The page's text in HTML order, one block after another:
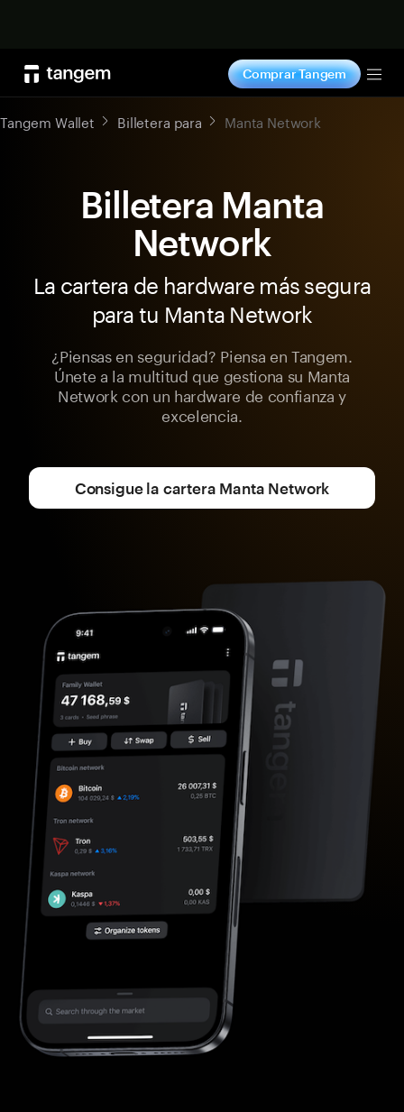
Comprar Tangem
Tangem Wallet Billetera para Manta Network
Billetera Manta
Network
La cartera de hardware más segura
para tu Manta Network
¿Piensas en seguridad? Piensa en Tangem.
Únete a la multitud que gestiona su Manta
Network con un hardware de confianza y
excelencia.
Consigue la cartera Manta Network